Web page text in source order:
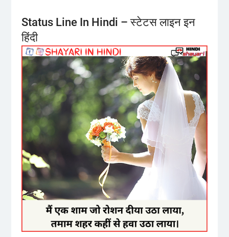
Status Line In Hindi – स्टेटस लाइन इन
हिंदी